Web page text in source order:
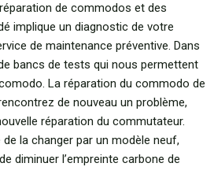
de commodos et des
implique un diagnostic de votre
de maintenance préventive. Dans
bancs de tests qui nous permettent
La réparation du commodo de
de nouveau un problème,
réparation du commutateur.
la changer par un modèle neuf,
diminuer l’empreinte carbone de